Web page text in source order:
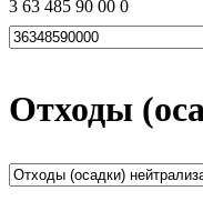
3 63 485 90 00 0
Отходы